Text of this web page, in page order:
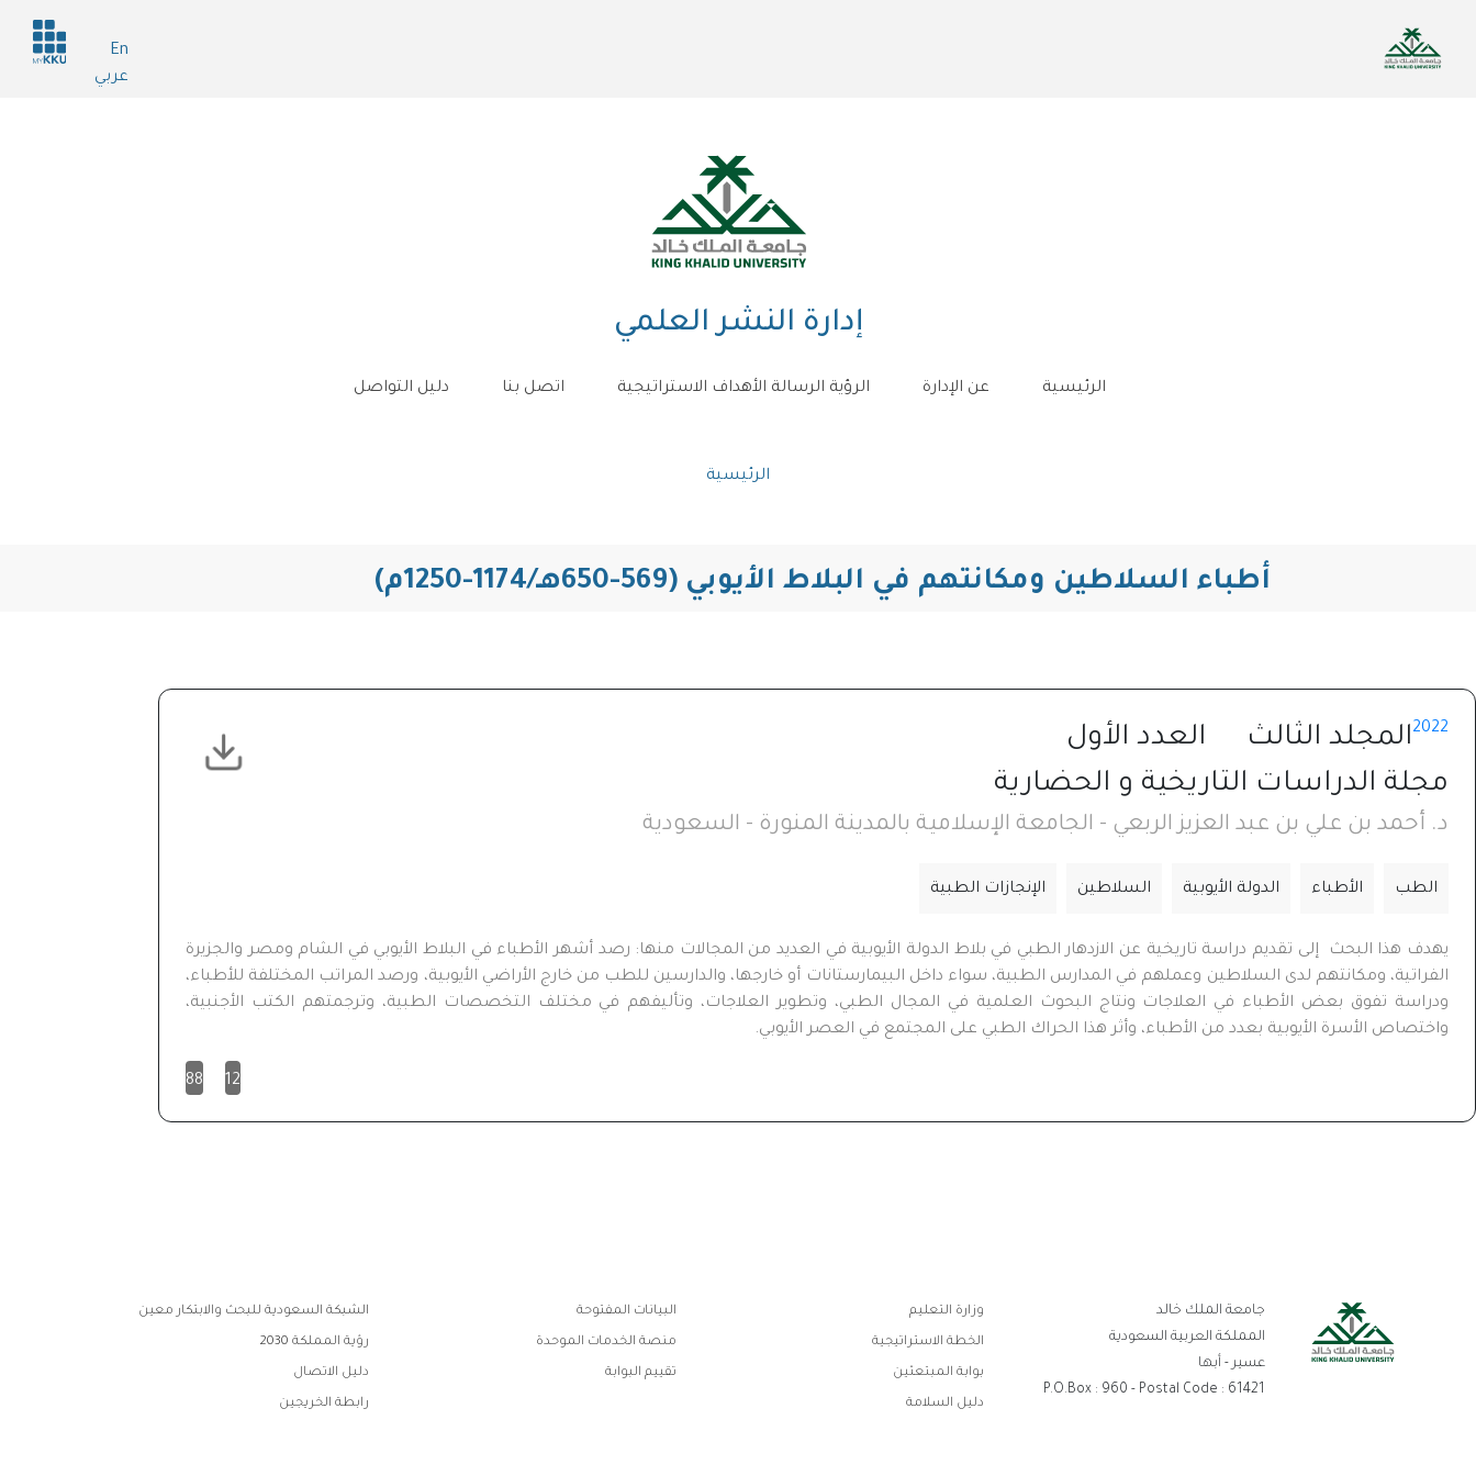
المحتوى
En
عربي
Header
services
إدارة النشر العلمي
الرئيسية عن الإدارة الرؤية الرسالة الأهداف الاستراتيجية اتصل بنا دليل التواصل
مسار
الرئيسية
أطباء السلاطين ومكانتهم في البلاط الأيوبي (569-650هـ/1174-1250م)
2022المجلد الثالث
العدد الأول
مجلة الدراسات التاريخية و الحضارية⁩
د. أحمد بن علي بن عبد العزيز الربعي - الجامعة الإسلامية بالمدينة المنورة - السعودية
الطب الأطباء الدولة الأيوبية السلاطين الإنجازات الطبية
يهدف هذا البحث إلى تقديم دراسة تاريخية عن الازدهار الطبي في بلاط الدولة الأيوبية في العديد من المجالات منها: رصد أشهر الأطباء في البلاط الأيوبي في الشام ومصر والجزيرة
الفراتية، ومكانتهم لدى السلاطين وعملهم في المدارس الطبية، سواء داخل البيمارستانات أو خارجها، والدارسين للطب من خارج الأراضي الأيوبية، ورصد المراتب المختلفة للأطباء،
ودراسة تفوق بعض الأطباء في العلاجات ونتاج البحوث العلمية في المجال الطبي، وتطوير العلاجات، وتأليفهم في مختلف التخصصات الطبية، وترجمتهم الكتب الأجنبية،
واختصاص الأسرة الأيوبية بعدد من الأطباء، وأثر هذا الحراك الطبي على المجتمع في العصر الأيوبي.
12
88
جامعة الملك خالد
المملكة العربية السعودية
عسير - أبها
P.O.Box : 960 - Postal Code : 61421
روابط
الفوتر
وزارة التعليم البيانات المفتوحة الشبكة السعودية للبحث والابتكار معين
الخطة الاستراتيجية منصة الخدمات الموحدة رؤية المملكة 2030
بوابة المبتعثين تقييم البوابة دليل الاتصال
دليل السلامة رابطة الخريجين